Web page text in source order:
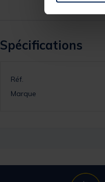
Spécifications
Réf.
Marque